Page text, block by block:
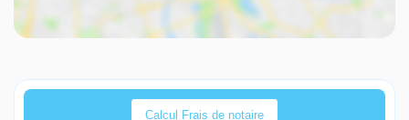
Calcul Frais de notaire